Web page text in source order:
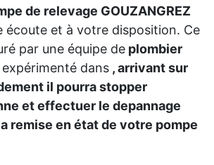
de relevage GOUZANGREZ
écoute et à votre disposition. Ce
par une équipe de plombier
expérimenté dans , arrivant sur
il pourra stopper
et effectuer le depannage
remise en état de votre pompe